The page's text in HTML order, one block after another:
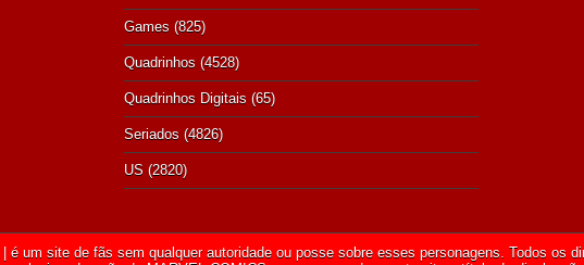
Games (825)
Quadrinhos (4528)
Quadrinhos Digitais (65)
Seriados (4826)
US (2820)
| é um site de fãs sem qualquer autoridade ou posse sobre esses personagens. Todos os